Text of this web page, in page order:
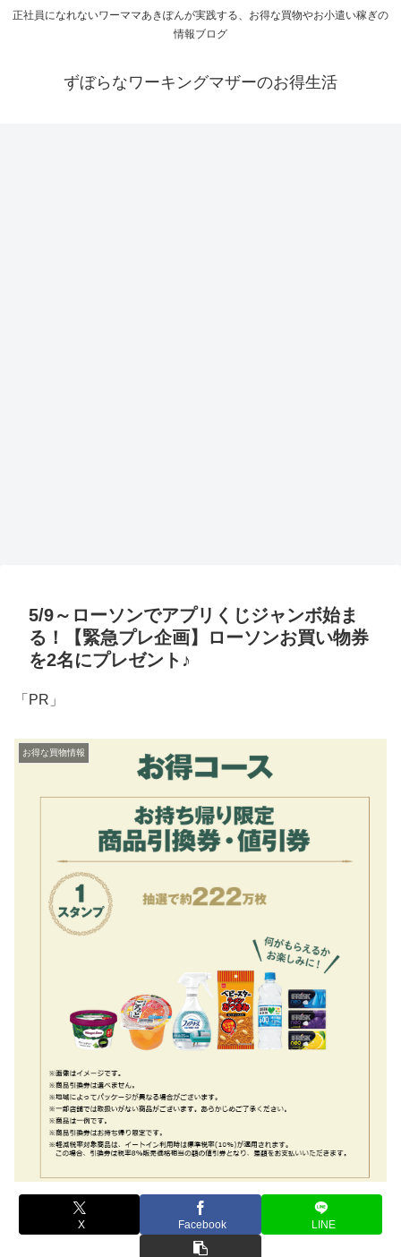
正社員になれないワーママあきぽんが実践する、お得な買物やお小遣い稼ぎの
情報ブログ
ずぼらなワーキングマザーのお得生活
5/9～ローソンでアプリくじジャンボ始ま
る！【緊急プレ企画】ローソンお買い物券
を2名にプレゼント♪
「PR」
お得な買物情報
X Facebook LINE